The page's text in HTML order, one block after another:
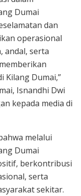
Dumai
dan
operasional
andal, serta
Kilang Dumai,”
Isnandhi Dwi
kepada media di
melalui
Dumai
berkontribusi
serta
sekitar.